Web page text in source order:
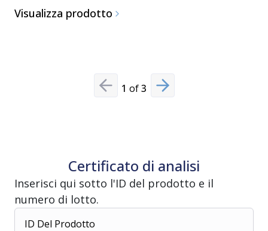
Visualizza prodotto
Previous slide
1 of3 Next slide
Certificato di analisi
Inserisci qui sotto l'ID del prodotto e il
numero di lotto.
ID Del Prodotto